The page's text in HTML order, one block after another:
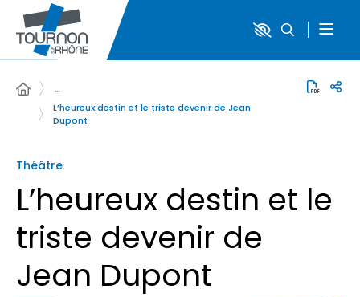
…
L’heureux destin et le triste devenir de Jean
Dupont
Théâtre
L’heureux destin et le
triste devenir de
Jean Dupont